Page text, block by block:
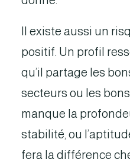
Il existe aussi un
positif. Un profil
qu’il partage les
secteurs ou les
manque la
stabilité, ou
fera la différence